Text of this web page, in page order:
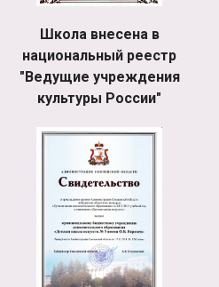
Школа внесена в
национальный реестр
"Ведущие учреждения
культуры России"